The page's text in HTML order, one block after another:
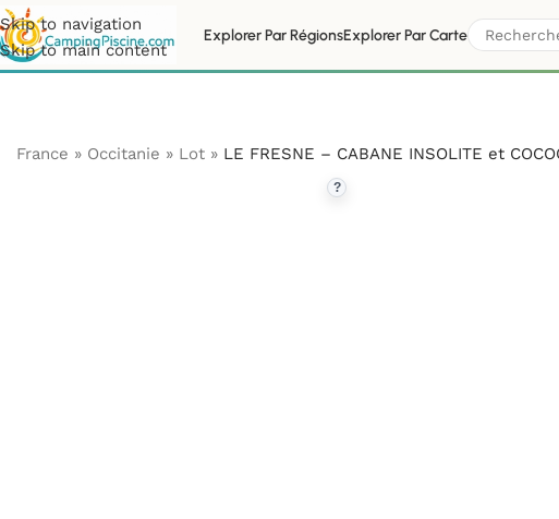
Skip to navigation
Skip to main content
Explorer Par RégionsExplorer Par Carte
France » Occitanie » Lot » LE FRESNE – CABANE INSOLITE et
?